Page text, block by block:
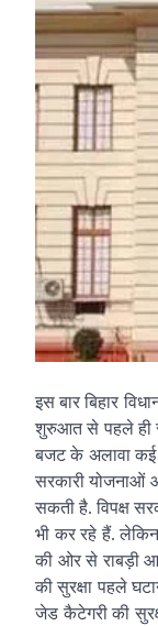
इस बार बिहार
शुरुआत से पहले ही
बजट के अलावा कई
सरकारी योजनाओं
सकती है. विपक्ष
भी कर रहे हैं. लेकिन
की ओर से राबड़ी
की सुरक्षा पहले
जेड कैटेगरी की